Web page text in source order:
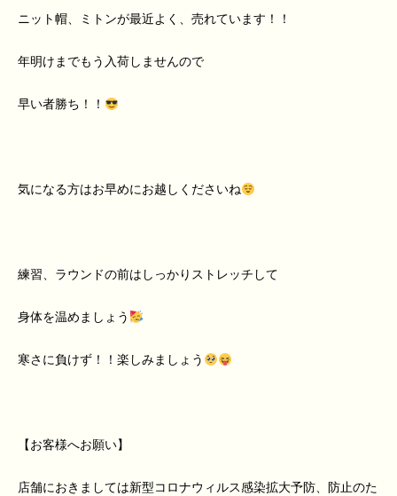
ニット帽、ミトンが最近よく、売れています！！
年明けまでもう入荷しませんので
早い者勝ち！！
気になる方はお早めにお越しくださいね
練習、ラウンドの前はしっかりストレッチして
身体を温めましょう
寒さに負けず！！楽しみましょう
【お客様へお願い】
店舗におきましては新型コロナウィルス感染拡大予防、防止のた